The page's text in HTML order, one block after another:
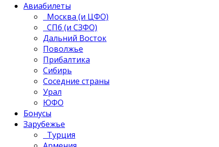
Авиабилеты
Москва (и ЦФО)
СПб (и СЗФО)
Дальний Восток
Поволжье
Прибалтика
Сибирь
Соседние страны
Урал
ЮФО
Бонусы
Зарубежье
Турция